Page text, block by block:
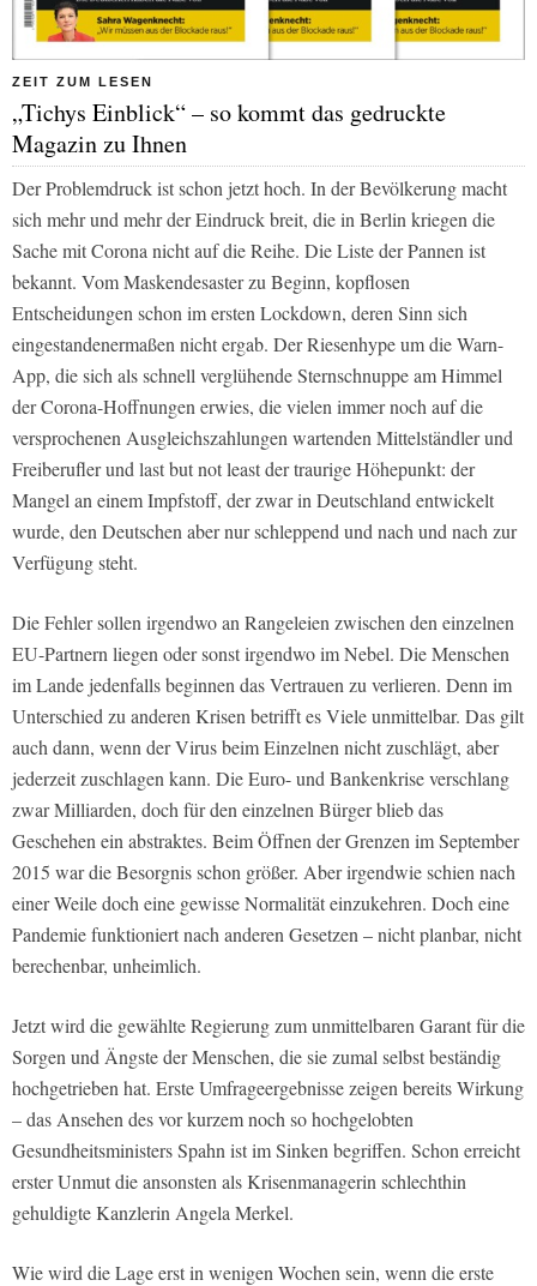
ZEIT ZUM LESEN
„Tichys Einblick“ – so kommt das gedruckte
Magazin zu Ihnen
Der Problemdruck ist schon jetzt hoch. In der Bevölkerung macht
sich mehr und mehr der Eindruck breit, die in Berlin kriegen die
Sache mit Corona nicht auf die Reihe. Die Liste der Pannen ist
bekannt. Vom Maskendesaster zu Beginn, kopflosen
Entscheidungen schon im ersten Lockdown, deren Sinn sich
eingestandenermaßen nicht ergab. Der Riesenhype um die Warn-
App, die sich als schnell verglühende Sternschnuppe am Himmel
der Corona-Hoffnungen erwies, die vielen immer noch auf die
versprochenen Ausgleichszahlungen wartenden Mittelständler und
Freiberufler und last but not least der traurige Höhepunkt: der
Mangel an einem Impfstoff, der zwar in Deutschland entwickelt
wurde, den Deutschen aber nur schleppend und nach und nach zur
Verfügung steht.
Die Fehler sollen irgendwo an Rangeleien zwischen den einzelnen
EU-Partnern liegen oder sonst irgendwo im Nebel. Die Menschen
im Lande jedenfalls beginnen das Vertrauen zu verlieren. Denn im
Unterschied zu anderen Krisen betrifft es Viele unmittelbar. Das gilt
auch dann, wenn der Virus beim Einzelnen nicht zuschlägt, aber
jederzeit zuschlagen kann. Die Euro- und Bankenkrise verschlang
zwar Milliarden, doch für den einzelnen Bürger blieb das
Geschehen ein abstraktes. Beim Öffnen der Grenzen im September
2015 war die Besorgnis schon größer. Aber irgendwie schien nach
einer Weile doch eine gewisse Normalität einzukehren. Doch eine
Pandemie funktioniert nach anderen Gesetzen – nicht planbar, nicht
berechenbar, unheimlich.
Jetzt wird die gewählte Regierung zum unmittelbaren Garant für die
Sorgen und Ängste der Menschen, die sie zumal selbst beständig
hochgetrieben hat. Erste Umfrageergebnisse zeigen bereits Wirkung
– das Ansehen des vor kurzem noch so hochgelobten
Gesundheitsministers Spahn ist im Sinken begriffen. Schon erreicht
erster Unmut die ansonsten als Krisenmanagerin schlechthin
gehuldigte Kanzlerin Angela Merkel.
Wie wird die Lage erst in wenigen Wochen sein, wenn die erste